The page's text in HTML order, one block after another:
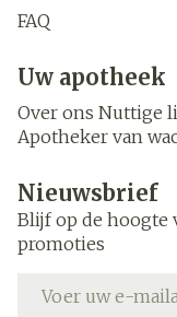
FAQ
Uw apotheek
Over ons Nuttige
Apotheker van
Nieuwsbrief
Blijf op de hoogte
promoties